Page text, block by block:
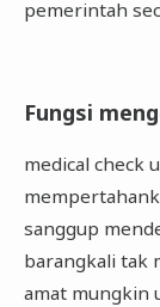
pemerintah
Fungsi
medical check
sanggup
barangkali tak
amat mungkin